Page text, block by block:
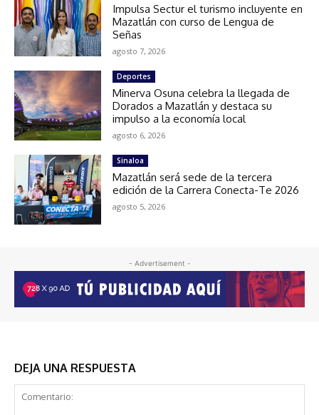
Impulsa Sectur el turismo incluyente en
Mazatlán con curso de Lengua de
Señas
agosto 7, 2026
Deportes
Minerva Osuna celebra la llegada de
Dorados a Mazatlán y destaca su
impulso a la economía local
agosto 6, 2026
Sinaloa
Mazatlán será sede de la tercera
edición de la Carrera Conecta-Te 2026
agosto 5, 2026
- Advertisement -
DEJA UNA RESPUESTA